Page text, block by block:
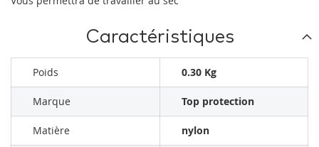
Caractéristiques
Poids 0.30 Kg
Marque Top protection
Matière nylon